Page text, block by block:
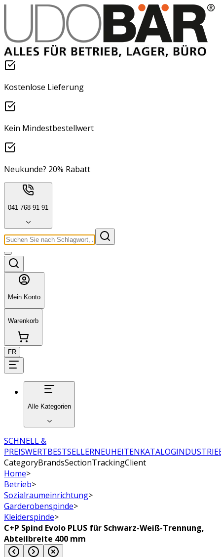
Kostenlose Lieferung
Kein Mindestbestellwert
Neukunde? 20% Rabatt
041 768 91 91
Mein Konto
Warenkorb
FR
Alle Kategorien
SCHNELL &
PREISWERTBESTSELLERNEUHEITENKATALOG
CategoryBrandsSectionTrackingClient
Home>
Betrieb>
Sozialraumeinrichtung>
Garderobenspinde>
Kleiderspinde>
C+P Spind Evolo PLUS für Schwarz-Weiß-Trennung,
Abteilbreite 400 mm